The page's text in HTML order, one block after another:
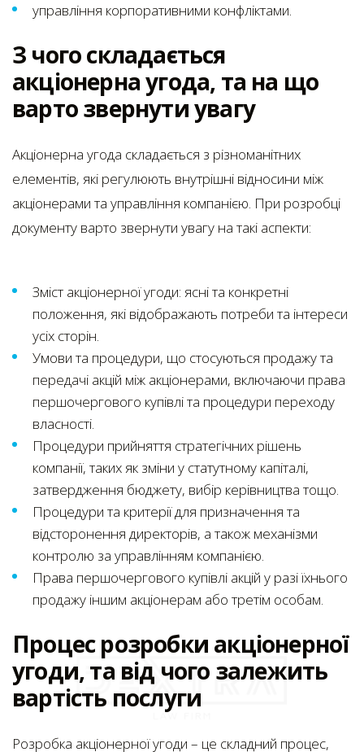
управління корпоративними конфліктами.
З чого складається
акціонерна угода, та на що
варто звернути увагу
Акціонерна угода складається з різноманітних
елементів, які регулюють внутрішні відносини між
акціонерами та управління компанією. При розробці
документу варто звернути увагу на такі аспекти:
Зміст акціонерної угоди: ясні та конкретні
положення, які відображають потреби та інтереси
усіх сторін.
Умови та процедури, що стосуються продажу та
передачі акцій між акціонерами, включаючи права
першочергового купівлі та процедури переходу
власності.
Процедури прийняття стратегічних рішень
компанії, таких як зміни у статутному капіталі,
затвердження бюджету, вибір керівництва тощо.
Процедури та критерії для призначення та
відсторонення директорів, а також механізми
контролю за управлінням компанією.
Права першочергового купівлі акцій у разі їхнього
продажу іншим акціонерам або третім особам.
Процес розробки акціонерної
угоди, та від чого залежить
вартість послуги
Розробка акціонерної угоди – це складний процес,